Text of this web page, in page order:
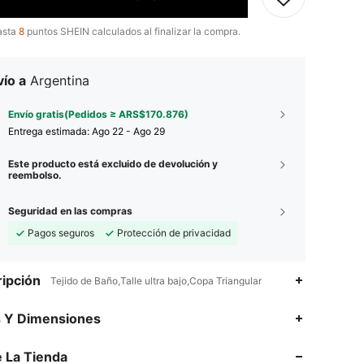
8 puntos SHEIN calculados al finalizar la compra.
a Argentina
Envío gratis(Pedidos ≥ ARS$170.876)
Entrega estimada: Ago 22 - Ago 29
Este producto está excluido de devolución y
reembolso.
Seguridad en las compras
Pagos seguros
Protección de privacidad
Tejido de Baño,Talle ultra bajo,Copa Triangular
Y Dimensiones
La Tienda
4,93
4,93